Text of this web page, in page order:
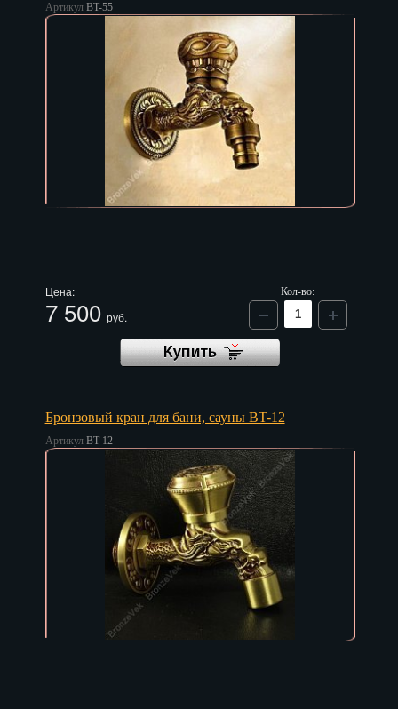
Артикул BT-55
Цена:
7 500 руб.
Кол-во:
Бронзовый кран для бани, сауны BT-12
Артикул BT-12